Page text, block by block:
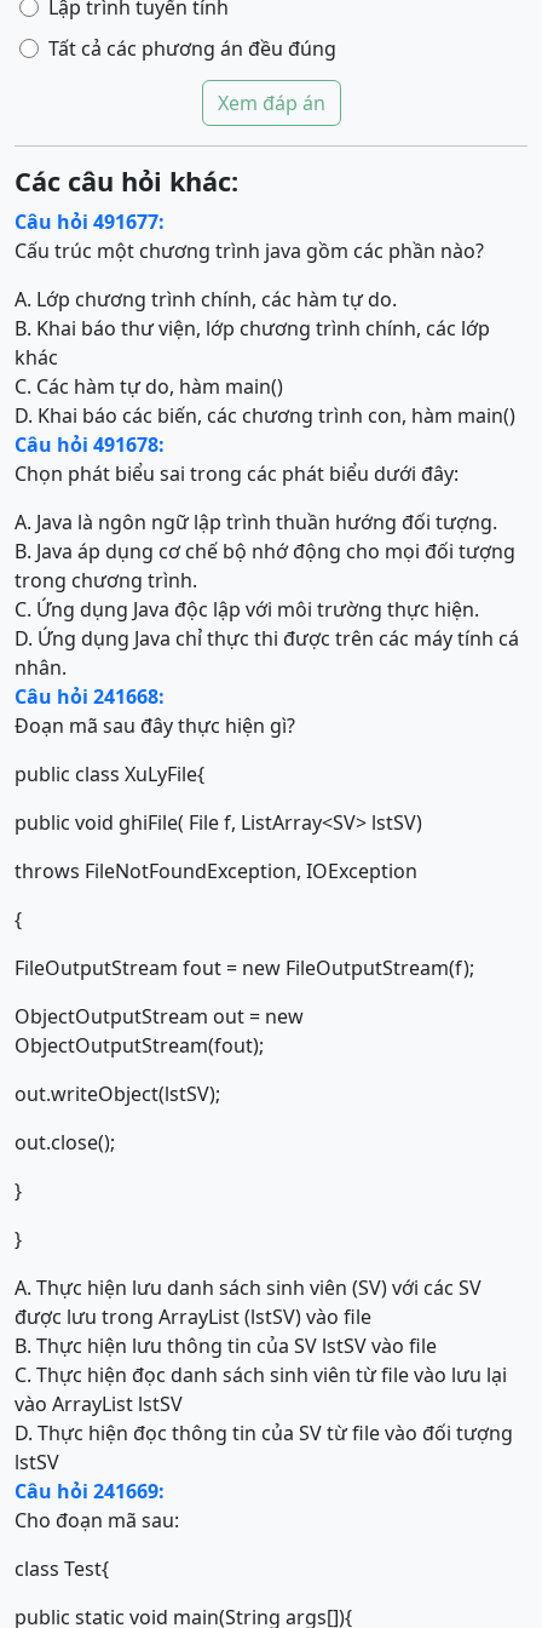
Lập trình tuyến tính
Tất cả các phương án đều đúng
Xem đáp án
Các câu hỏi khác:
Câu hỏi 491677:
Cấu trúc một chương trình java gồm các phần nào?
A. Lớp chương trình chính, các hàm tự do.
B. Khai báo thư viện, lớp chương trình chính, các lớp
khác
C. Các hàm tự do, hàm main()
D. Khai báo các biến, các chương trình con, hàm main()
Câu hỏi 491678:
Chọn phát biểu sai trong các phát biểu dưới đây:
A. Java là ngôn ngữ lập trình thuần hướng đối tượng.
B. Java áp dụng cơ chế bộ nhớ động cho mọi đối tượng
trong chương trình.
C. Ứng dụng Java độc lập với môi trường thực hiện.
D. Ứng dụng Java chỉ thực thi được trên các máy tính cá
nhân.
Câu hỏi 241668:
Đoạn mã sau đây thực hiện gì?
public class XuLyFile{
public void ghiFile( File f, ListArray<SV> lstSV)
throws FileNotFoundException, IOException
{
FileOutputStream fout = new FileOutputStream(f);
ObjectOutputStream out = new
ObjectOutputStream(fout);
out.writeObject(lstSV);
out.close();
}
}
A. Thực hiện lưu danh sách sinh viên (SV) với các SV
được lưu trong ArrayList (lstSV) vào file
B. Thực hiện lưu thông tin của SV lstSV vào file
C. Thực hiện đọc danh sách sinh viên từ file vào lưu lại
vào ArrayList lstSV
D. Thực hiện đọc thông tin của SV từ file vào đối tượng
lstSV
Câu hỏi 241669:
Cho đoạn mã sau:
class Test{
public static void main(String args[]){